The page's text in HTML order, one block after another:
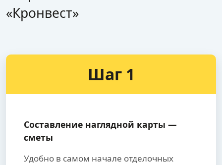
«Кронвест»
Шаг 1
Составление наглядной карты —
сметы
Удобно в самом начале отделочных